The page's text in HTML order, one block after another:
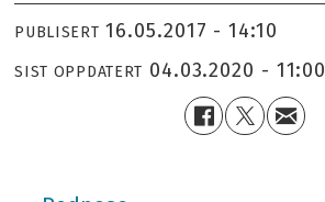
PUBLISERT 16.05.2017 - 14:10
SIST OPPDATERT 04.03.2020 - 11:00